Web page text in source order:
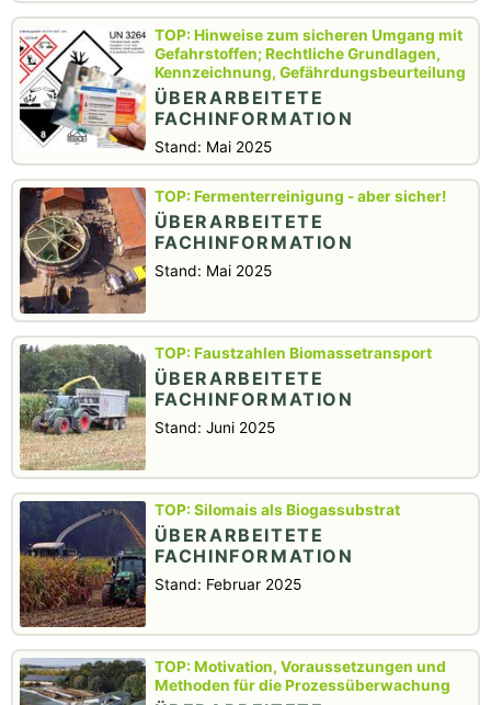
Hinweise zum sicheren Umgang mit
Gefahrstoffen; Rechtliche Grundlagen,
Kennzeichnung, Gefährdungsbeurteilung
ÜBERARBEITETE
FACHINFORMATION
Stand: Mai 2025
Fermenterreinigung - aber sicher!
ÜBERARBEITETE
FACHINFORMATION
Stand: Mai 2025
Faustzahlen Biomassetransport
ÜBERARBEITETE
FACHINFORMATION
Stand: Juni 2025
Silomais als Biogassubstrat
ÜBERARBEITETE
FACHINFORMATION
Stand: Februar 2025
Motivation, Voraussetzungen und
Methoden für die Prozessüberwachung